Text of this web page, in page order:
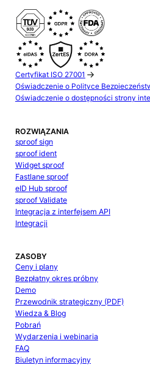
Certyfikat ISO 27001
Oświadczenie o Polityce
Oświadczenie o dostępności strony
ROZWIĄZANIA
sproof sign
sproof ident
Widget sproof
Fastlane sproof
eID Hub sproof
sproof Validate
Integracja z interfejsem API
Integracji
ZASOBY
Ceny i plany
Bezpłatny okres próbny
Demo
Przewodnik strategiczny (PDF)
Wiedza & Blog
Pobrań
Wydarzenia i webinaria
FAQ
Biuletyn informacyjny